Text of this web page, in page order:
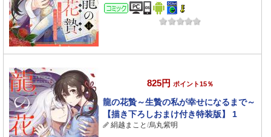
コミック
825円 ポイント15％
龍の花贄～生贄の私が幸せになるまで～
【描き下ろしおまけ付き特装版】 1
絹越まこと /烏丸紫明